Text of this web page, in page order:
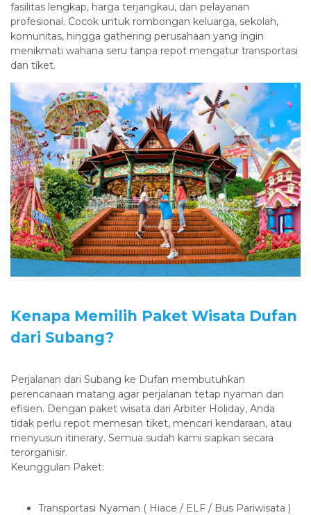
fasilitas lengkap, harga terjangkau, dan pelayanan
profesional. Cocok untuk rombongan keluarga, sekolah,
komunitas, hingga gathering perusahaan yang ingin
menikmati wahana seru tanpa repot mengatur transportasi
dan tiket.
‎Kenapa Memilih Paket Wisata Dufan
dari Subang?
‎Perjalanan dari Subang ke Dufan membutuhkan
perencanaan matang agar perjalanan tetap nyaman dan
efisien. Dengan paket wisata dari Arbiter Holiday, Anda
tidak perlu repot memesan tiket, mencari kendaraan, atau
menyusun itinerary. Semua sudah kami siapkan secara
terorganisir.
‎Keunggulan Paket:
Transportasi Nyaman ( Hiace / ELF / Bus Pariwisata )